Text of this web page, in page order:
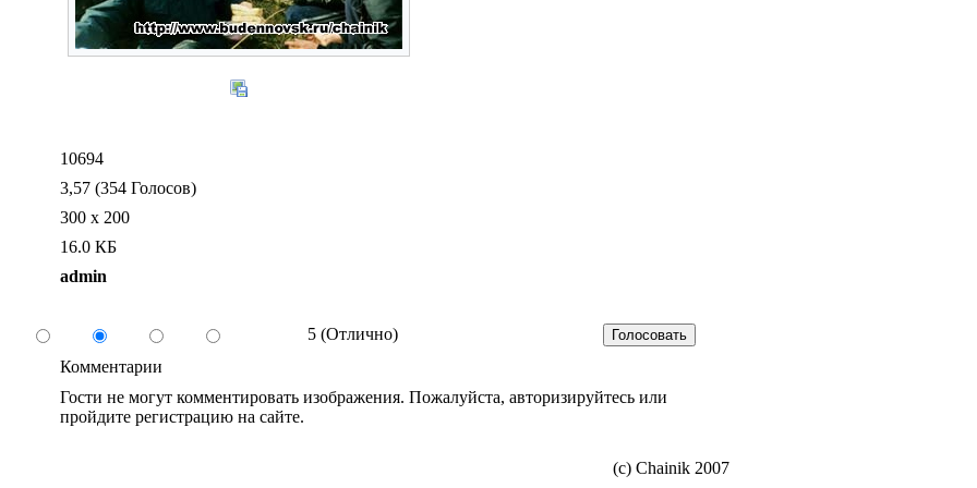
10694
3,57 (354 Голосов)
300 x 200
16.0 КБ
admin
5 (Отлично)
Комментарии
Гости не могут комментировать изображения. Пожалуйста, авторизируйтесь или
пройдите регистрацию на сайте.
(c) Chainik 2007